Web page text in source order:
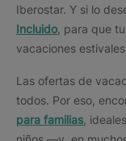
Iberostar. Y si lo
Incluido , para que
vacaciones
Las ofertas de
todos. Por eso,
para familias ,